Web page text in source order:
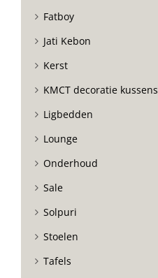
Fatboy
Jati Kebon
Kerst
KMCT decoratie kussens
Ligbedden
Lounge
Onderhoud
Sale
Solpuri
Stoelen
Tafels